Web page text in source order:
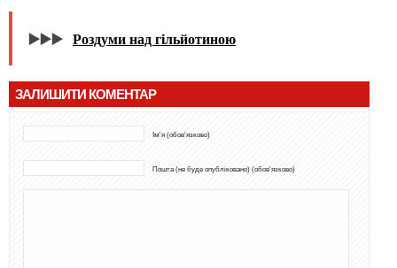
▶️▶️▶️ Роздуми над гільйотиною
ЗАЛИШИТИ КОМЕНТАР
Ім'я (обов'язково)
Пошта (не буде опубліковано) (обов'язково)